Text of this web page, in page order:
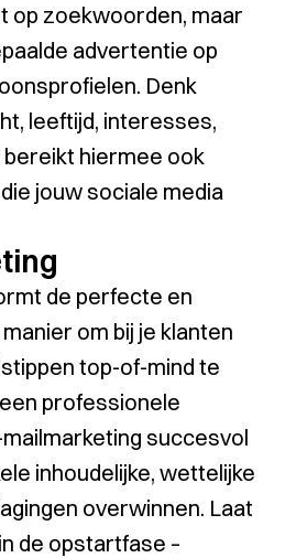
op zoekwoorden, maar
advertentie op
Denk
leeftijd, interesses,
hiermee ook
jouw sociale media
de perfecte en
om bij je klanten
top-of-mind te
professionele
succesvol
inhoudelijke, wettelijke
overwinnen. Laat
de opstartfase –